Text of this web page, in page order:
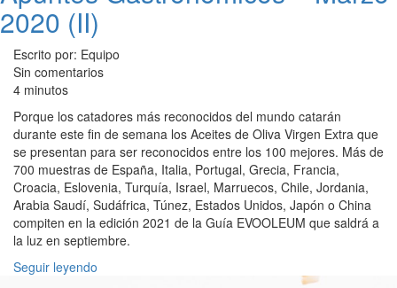
2020 (II)
Escrito por: Equipo
Sin comentarios
4 minutos
Porque los catadores más reconocidos del mundo catarán
durante este fin de semana los Aceites de Oliva Virgen Extra que
se presentan para ser reconocidos entre los 100 mejores. Más de
700 muestras de España, Italia, Portugal, Grecia, Francia,
Croacia, Eslovenia, Turquía, Israel, Marruecos, Chile, Jordania,
Arabia Saudí, Sudáfrica, Túnez, Estados Unidos, Japón o China
compiten en la edición 2021 de la Guía EVOOLEUM que saldrá a
la luz en septiembre.
Seguir leyendo